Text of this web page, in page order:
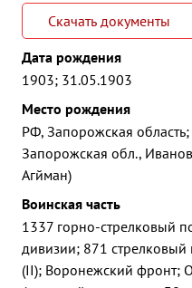
Скачать документы
Дата рождения
1903; 31.05.1903
Место рождения
РФ, Запорожская
Запорожская обл.,
Агйман)
Воинская часть
1337 горно-стрелковый
дивизии; 871
(II); Воронежский фронт;